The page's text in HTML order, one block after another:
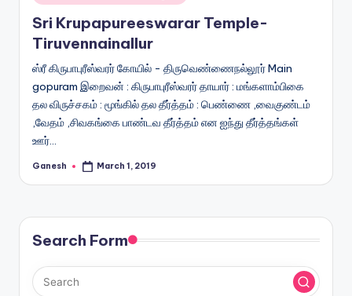
in
Sri Krupapureeswarar Temple-
Tiruvennainallur
ஸ்ரீ கிருபாபுரீஸ்வரர் கோயில் - திருவெண்ணைநல்லூர் Main
gopuram இறைவன் : கிருபாபுரீஸ்வரர் தாயார் : மங்களாம்பிகை
தல விருச்சகம் : மூங்கில் தல தீர்த்தம் : பெண்ணை ,வைகுண்டம்
,வேதம் ,சிவகங்கை பாண்டவ தீர்த்தம் என ஐந்து தீர்த்தங்கள்
ஊர்…
Posted
Ganesh March 1, 2019
Search Form